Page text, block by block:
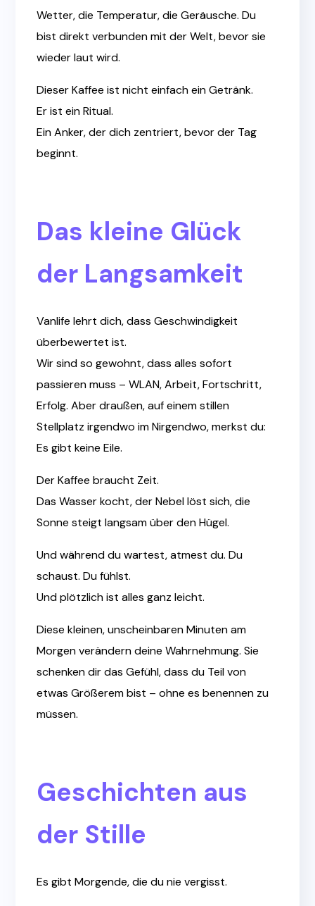
Wetter, die Temperatur, die Geräusche. Du
bist direkt verbunden mit der Welt, bevor sie
wieder laut wird.
Dieser Kaffee ist nicht einfach ein Getränk.
Er ist ein Ritual.
Ein Anker, der dich zentriert, bevor der Tag
beginnt.
Das kleine Glück
der Langsamkeit
Vanlife lehrt dich, dass Geschwindigkeit
überbewertet ist.
Wir sind so gewohnt, dass alles sofort
passieren muss – WLAN, Arbeit, Fortschritt,
Erfolg. Aber draußen, auf einem stillen
Stellplatz irgendwo im Nirgendwo, merkst du:
Es gibt keine Eile.
Der Kaffee braucht Zeit.
Das Wasser kocht, der Nebel löst sich, die
Sonne steigt langsam über den Hügel.
Und während du wartest, atmest du. Du
schaust. Du fühlst.
Und plötzlich ist alles ganz leicht.
Diese kleinen, unscheinbaren Minuten am
Morgen verändern deine Wahrnehmung. Sie
schenken dir das Gefühl, dass du Teil von
etwas Größerem bist – ohne es benennen zu
müssen.
Geschichten aus
der Stille
Es gibt Morgende, die du nie vergisst.